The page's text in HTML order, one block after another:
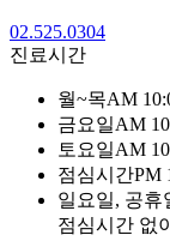
02.525.0304
진료시간
월~목AM
금요일AM
토요일AM
점심시간PM
일요일, 공휴
점심시간 없